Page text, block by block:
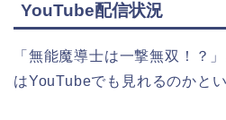
YouTube配信状況
「無能魔導士は一撃無双！？
はYouTubeでも見れるのかと